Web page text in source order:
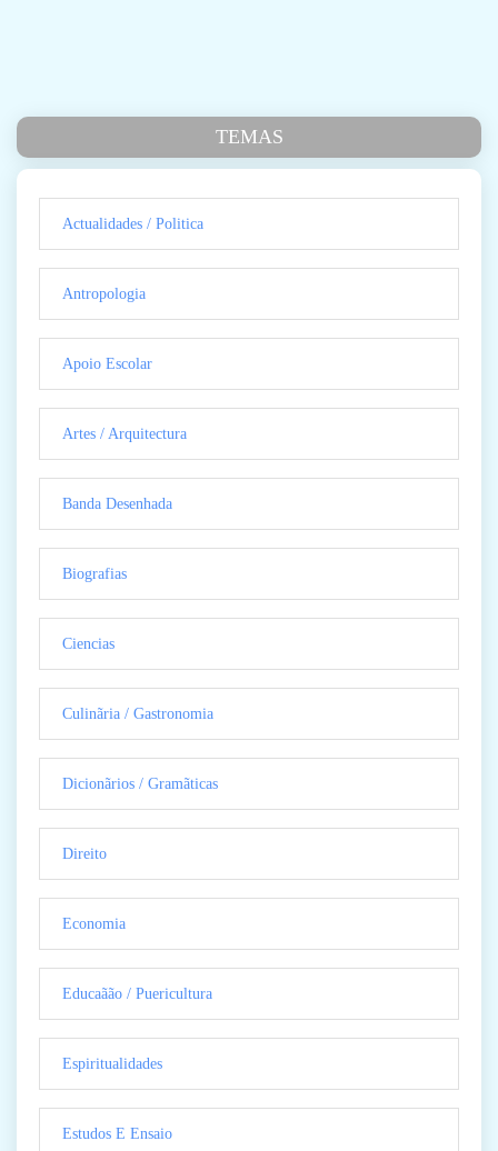
TEMAS
Actualidades / Politica
Antropologia
Apoio Escolar
Artes / Arquitectura
Banda Desenhada
Biografias
Ciencias
Culinãria / Gastronomia
Dicionãrios / Gramãticas
Direito
Economia
Educaãão / Puericultura
Espiritualidades
Estudos E Ensaio